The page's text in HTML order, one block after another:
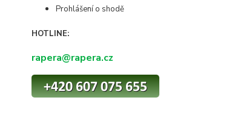
Prohlášení o shodě
HOTLINE:
rapera@rapera.cz